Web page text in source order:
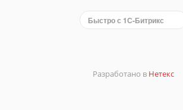
Быстро с 1С-Битрикс
Разработано в Нетекс